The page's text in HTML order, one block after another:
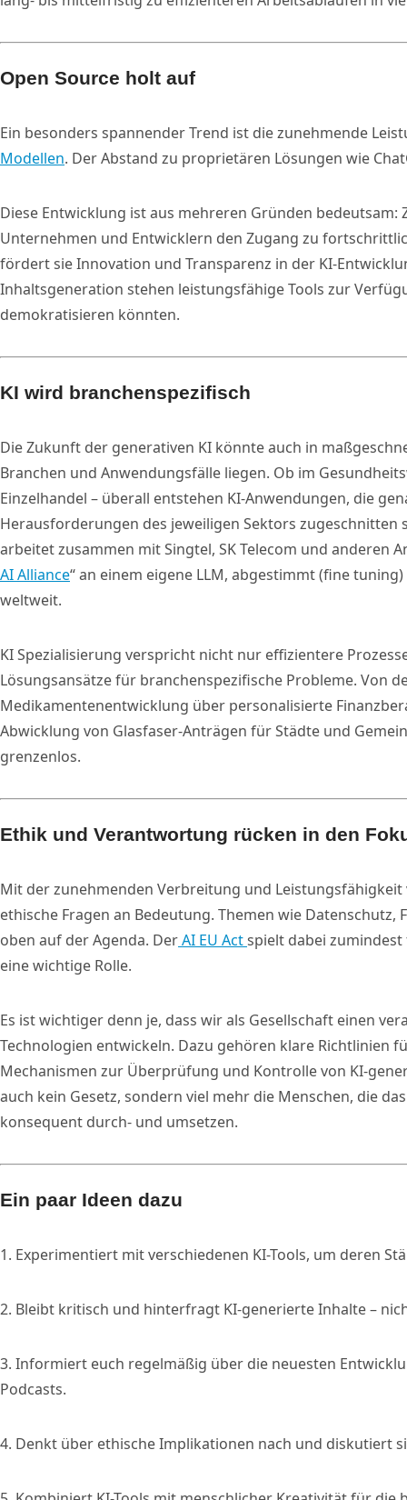
Open Source holt auf
Ein besonders spannender Trend ist die zunehmende
Modellen. Der Abstand zu proprietären Lösungen wie
Diese Entwicklung ist aus mehreren Gründen
Unternehmen und Entwicklern den Zugang zu
fördert sie Innovation und Transparenz in der KI-
Inhaltsgeneration stehen leistungsfähige Tools zur
demokratisieren könnten.
KI wird branchenspezifisch
Die Zukunft der generativen KI könnte auch in
Branchen und Anwendungsfälle liegen. Ob im
Einzelhandel – überall entstehen KI-Anwendungen, die
Herausforderungen des jeweiligen Sektors zugeschnitten
arbeitet zusammen mit Singtel, SK Telecom und anderen
AI Alliance“ an einem eigene LLM, abgestimmt (fine
weltweit.
KI Spezialisierung verspricht nicht nur effizientere
Lösungsansätze für branchenspezifische Probleme. Von
Medikamentenentwicklung über personalisierte
Abwicklung von Glasfaser-Anträgen für Städte und
grenzenlos.
Ethik und Verantwortung rücken in den
Mit der zunehmenden Verbreitung und Leistungsfähigkeit
ethische Fragen an Bedeutung. Themen wie Datenschutz,
oben auf der Agenda. DerAI EU Actspielt dabei
eine wichtige Rolle.
Es ist wichtiger denn je, dass wir als Gesellschaft einen
Technologien entwickeln. Dazu gehören klare Richtlinien
Mechanismen zur Überprüfung und Kontrolle von KI-
auch kein Gesetz, sondern viel mehr die Menschen, die
konsequent durch- und umsetzen.
Ein paar Ideen dazu
1. Experimentiert mit verschiedenen KI-Tools, um deren
2. Bleibt kritisch und hinterfragt KI-generierte Inhalte –
3. Informiert euch regelmäßig über die neuesten
Podcasts.
4. Denkt über ethische Implikationen nach und diskutiert